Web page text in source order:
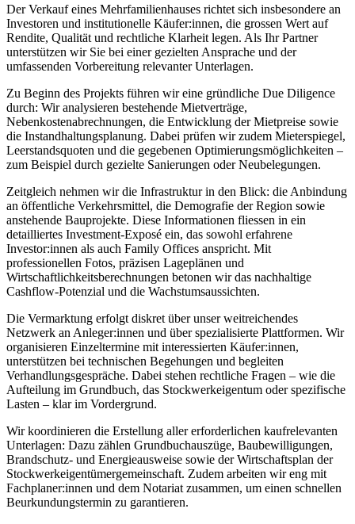
Der Verkauf eines Mehrfamilienhauses richtet sich insbesondere an
Investoren und institutionelle Käufer:innen, die grossen Wert auf
Rendite, Qualität und rechtliche Klarheit legen. Als Ihr Partner
unterstützen wir Sie bei einer gezielten Ansprache und der
umfassenden Vorbereitung relevanter Unterlagen.
Zu Beginn des Projekts führen wir eine gründliche Due Diligence
durch: Wir analysieren bestehende Mietverträge,
Nebenkostenabrechnungen, die Entwicklung der Mietpreise sowie
die Instandhaltungsplanung. Dabei prüfen wir zudem Mieterspiegel,
Leerstandsquoten und die gegebenen Optimierungsmöglichkeiten –
zum Beispiel durch gezielte Sanierungen oder Neubelegungen.
Zeitgleich nehmen wir die Infrastruktur in den Blick: die Anbindung
an öffentliche Verkehrsmittel, die Demografie der Region sowie
anstehende Bauprojekte. Diese Informationen fliessen in ein
detailliertes Investment-Exposé ein, das sowohl erfahrene
Investor:innen als auch Family Offices anspricht. Mit
professionellen Fotos, präzisen Lageplänen und
Wirtschaftlichkeitsberechnungen betonen wir das nachhaltige
Cashflow-Potenzial und die Wachstumsaussichten.
Die Vermarktung erfolgt diskret über unser weitreichendes
Netzwerk an Anleger:innen und über spezialisierte Plattformen. Wir
organisieren Einzeltermine mit interessierten Käufer:innen,
unterstützen bei technischen Begehungen und begleiten
Verhandlungsgespräche. Dabei stehen rechtliche Fragen – wie die
Aufteilung im Grundbuch, das Stockwerkeigentum oder spezifische
Lasten – klar im Vordergrund.
Wir koordinieren die Erstellung aller erforderlichen kaufrelevanten
Unterlagen: Dazu zählen Grundbuchauszüge, Baubewilligungen,
Brandschutz- und Energieausweise sowie der Wirtschaftsplan der
Stockwerkeigentümergemeinschaft. Zudem arbeiten wir eng mit
Fachplaner:innen und dem Notariat zusammen, um einen schnellen
Beurkundungstermin zu garantieren.